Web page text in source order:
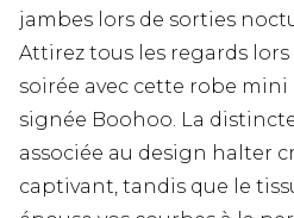
jambes lors de sorties
Attirez tous les regards
soirée avec cette robe
signée Boohoo. La
associée au design halter
captivant, tandis que le